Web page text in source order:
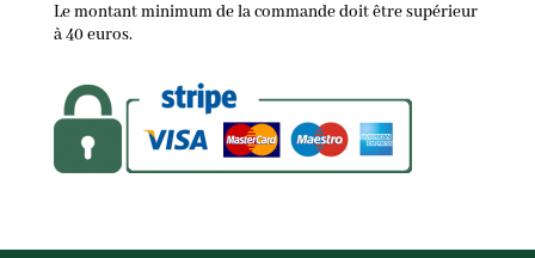
Le montant minimum de la commande doit être supérieur
à 40 euros.